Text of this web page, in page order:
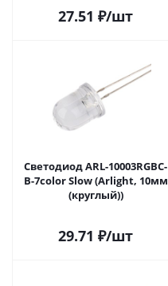
27.51 ₽/шт
Светодиод ARL-10003RGBC-
B-7color Slow (Arlight, 10мм
(круглый))
29.71 ₽/шт